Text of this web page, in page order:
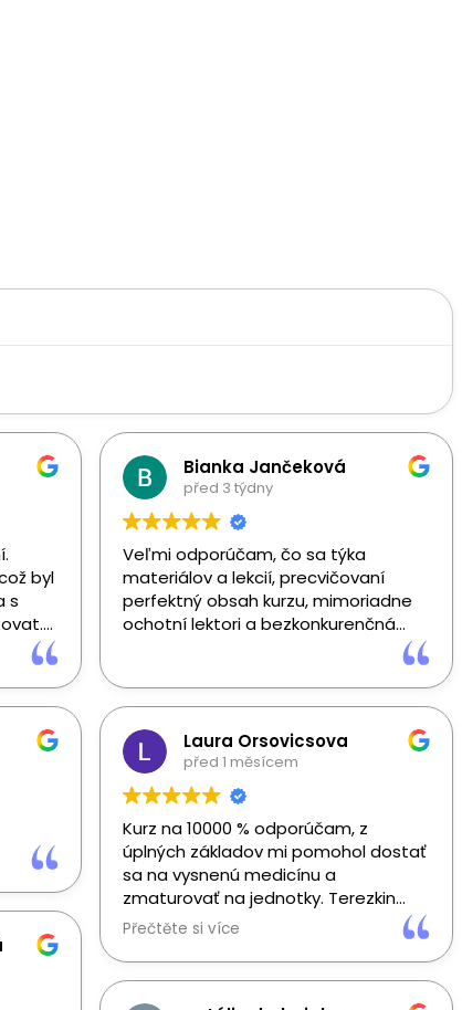
byl
s
na
Bianka Jančeková
před 3 týdny
Veľmi odporúčam, čo sa týka
materiálov a lekcií, precvičovaní
perfektný obsah kurzu, mimoriadne
ochotní lektori a bezkonkurenčná
Laura Orsovicsova
před 1 měsícem
Kurz na 10000 % odporúčam, z
úplných základov mi pomohol dostať
sa na vysnenú medicínu a
zmaturovať na jednotky. Terezkin
spôsob učenia je úžasný, všetko
vždy rada pomôže. Je vidno, že do
kurzu dáva všetko. Učenie sa s týmto
Přečtěte si více